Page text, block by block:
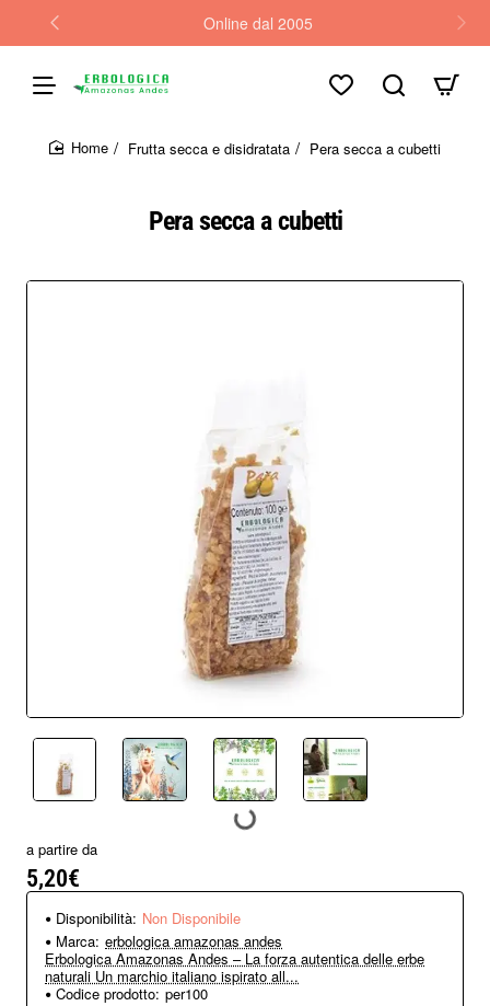
Online dal 2005
Pera secca a cubetti
Frutta secca e disidratata Pera secca a cubetti
Non Disponibile
a partire da
5,20€
Disponibilità: Non Disponibile
Marca: erbologica amazonas andes
Erbologica Amazonas Andes – La forza autentica delle erbe
naturali Un marchio italiano ispirato all...
Codice prodotto: per100